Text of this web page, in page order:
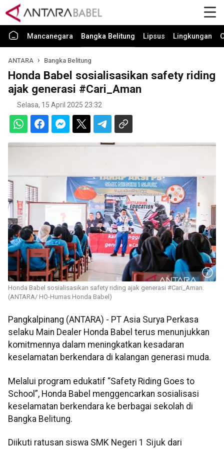
Mancanegara Bangka Belitung Lipsus Lingkungan
ANTARA Bangka Belitung
Honda Babel sosialisasikan safety riding
ajak generasi #Cari_Aman
Selasa, 15 April 2025 23:32
Honda Babel sosialisasikan safety riding ajak generasi #Cari_Aman.
(ANTARA/ HO-Humas Honda Babel)
Pangkalpinang (ANTARA) - PT Asia Surya Perkasa
selaku Main Dealer Honda Babel terus menunjukkan
komitmennya dalam meningkatkan kesadaran
keselamatan berkendara di kalangan generasi muda.
Melalui program edukatif “Safety Riding Goes to
School”, Honda Babel menggencarkan sosialisasi
keselamatan berkendara ke berbagai sekolah di
Bangka Belitung.
Diikuti ratusan siswa SMK Negeri 1 Sijuk dari